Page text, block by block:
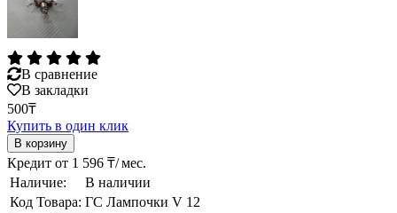
В сравнение
В закладки
500₸
Купить в один клик
Кредит от 1 596 ₸/ мес.
Наличие:
В наличии
Код Товара: ГС Лампочки V 12